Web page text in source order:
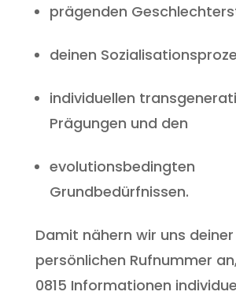
prägenden
deinen
individuellen
Prägungen und den
evolutionsbedingten
Grundbedürfnissen.
Damit nähern wir uns deiner
persönlichen Rufnummer
0815 Informationen